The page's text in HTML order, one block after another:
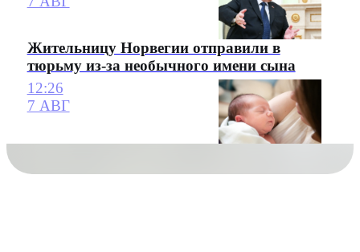
Жительницу Норвегии отправили в
тюрьму из-за необычного имени сына
12:26
7 АВГ